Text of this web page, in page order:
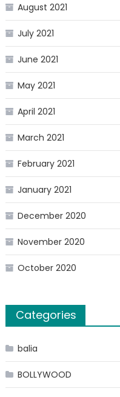
August 2021
July 2021
June 2021
May 2021
April 2021
March 2021
February 2021
January 2021
December 2020
November 2020
October 2020
Categories
balia
BOLLYWOOD